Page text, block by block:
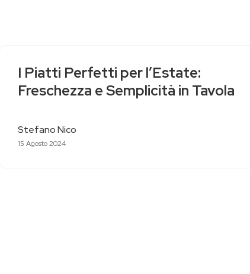
I Piatti Perfetti per l’Estate:
Freschezza e Semplicità in Tavola
Stefano Nico
15 Agosto 2024